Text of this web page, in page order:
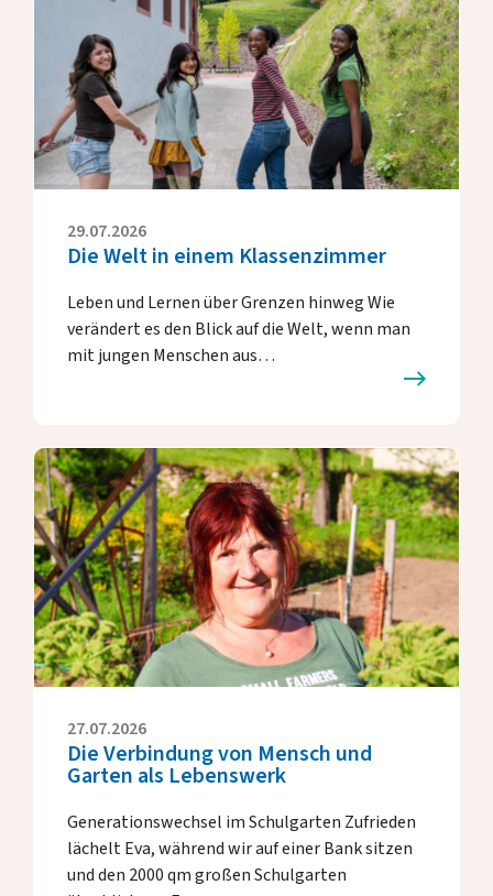
29.07.2026
Die Welt in einem Klassenzimmer
Leben und Lernen über Grenzen hinweg Wie
verändert es den Blick auf die Welt, wenn man
mit jungen Menschen aus…
27.07.2026
Die Verbindung von Mensch und
Garten als Lebenswerk
Generationswechsel im Schulgarten Zufrieden
lächelt Eva, während wir auf einer Bank sitzen
und den 2000 qm großen Schulgarten